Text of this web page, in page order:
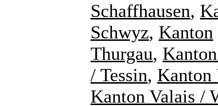
Schaffhausen,
Schwyz, Kanton
Thurgau,
/ Tessin,
Kanton Valais /